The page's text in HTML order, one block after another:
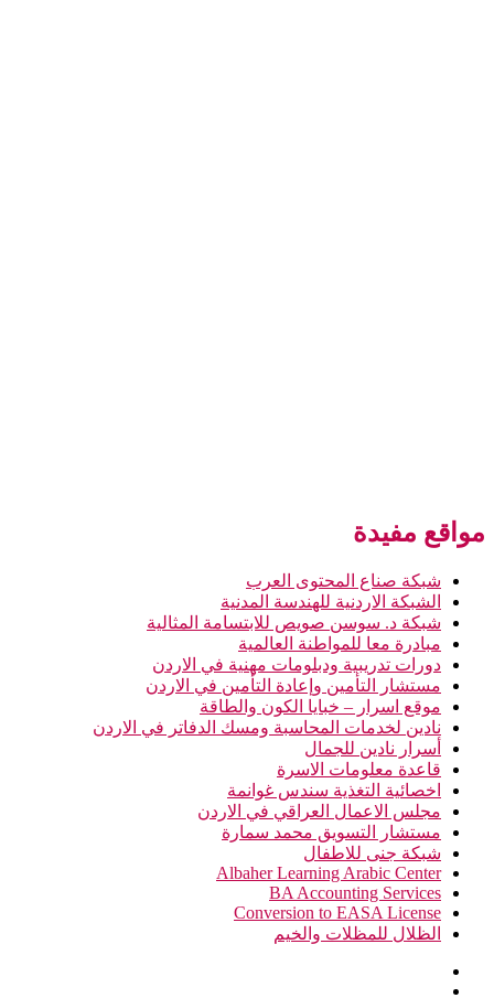
مواقع مفيدة
شبكة صناع المحتوى العرب
الشبكة الاردنية للهندسة المدنية
شبكة د. سوسن صويص للابتسامة المثالية
مبادرة معا للمواطنة العالمية
دورات تدريبية ودبلومات مهنية في الاردن
مستشار التأمين وإعادة التأمين في الاردن
موقع اسرار – خبايا الكون والطاقة
نادين لخدمات المحاسبة ومسك الدفاتر في الاردن
أسرار نادين للجمال
قاعدة معلومات الاسرة
اخصائية التغذية سندس غوانمة
مجلس الاعمال العراقي في الاردن
مستشار التسويق محمد سمارة
شبكة جنى للاطفال
Albaher Learning Arabic Center
BA Accounting Services
Conversion to EASA License
الظلال للمظلات والخيم